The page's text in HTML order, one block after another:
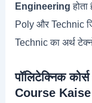
Engineering
Poly और Technic
Technic का अर्थ
पॉलिटेक्निक
Course